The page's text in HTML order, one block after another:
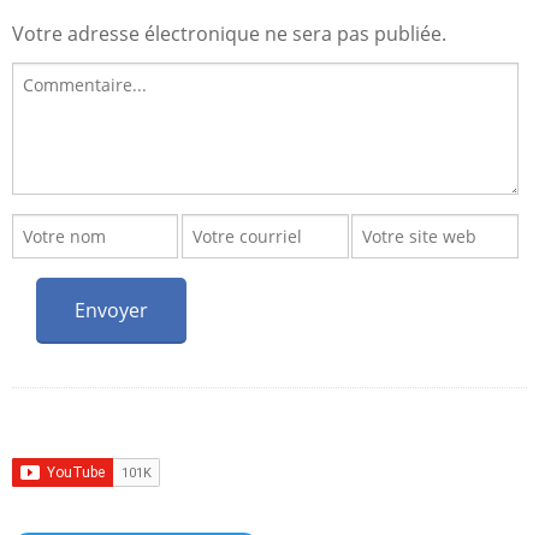
Votre adresse électronique ne sera pas publiée.